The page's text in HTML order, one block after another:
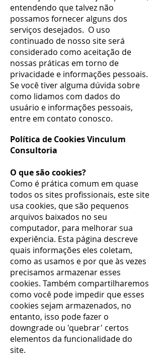
entendendo que talvez não
possamos fornecer alguns dos
serviços desejados. O uso
continuado de nosso site será
considerado como aceitação de
nossas práticas em torno de
privacidade e informações pessoais.
Se você tiver alguma dúvida sobre
como lidamos com dados do
usuário e informações pessoais,
entre em contato conosco.
Política de Cookies Vinculum
Consultoria
O que são cookies?
Como é prática comum em quase
todos os sites profissionais, este site
usa cookies, que são pequenos
arquivos baixados no seu
computador, para melhorar sua
experiência. Esta página descreve
quais informações eles coletam,
como as usamos e por que às vezes
precisamos armazenar esses
cookies. Também compartilharemos
como você pode impedir que esses
cookies sejam armazenados, no
entanto, isso pode fazer o
downgrade ou 'quebrar' certos
elementos da funcionalidade do
site.